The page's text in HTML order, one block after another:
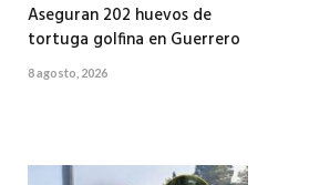
Aseguran 202 huevos de
tortuga golfina en Guerrero
8 agosto, 2026